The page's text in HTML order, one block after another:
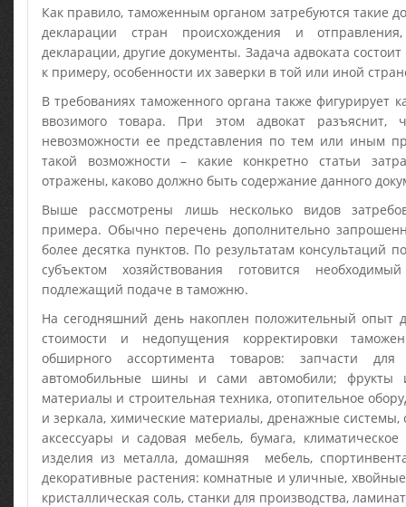
Как правило, таможенным органом затребуются такие
декларации стран происхождения и
декларации, другие документы. Задача адвоката
к примеру, особенности их заверки в той или иной
В требованиях таможенного органа также фигурирует
ввозимого товара. При этом адвокат разъяснит,
невозможности ее представления по тем или иным
такой возможности – какие конкретно статьи
отражены, каково должно быть содержание данного
Выше рассмотрены лишь несколько видов
примера. Обычно перечень дополнительно
более десятка пунктов. По результатам консультаций
субъектом хозяйствования готовится
подлежащий подаче в таможню.
На сегодняшний день накоплен положительный опыт
стоимости и недопущения корректировки
обширного ассортимента товаров: запчасти для
автомобильные шины и сами автомобили; фрукты
материалы и строительная техника, отопительное
и зеркала, химические материалы, дренажные системы,
аксессуары и садовая мебель, бумага,
изделия из металла, домашняя мебель,
декоративные растения: комнатные и уличные,
кристаллическая соль, станки для производства,